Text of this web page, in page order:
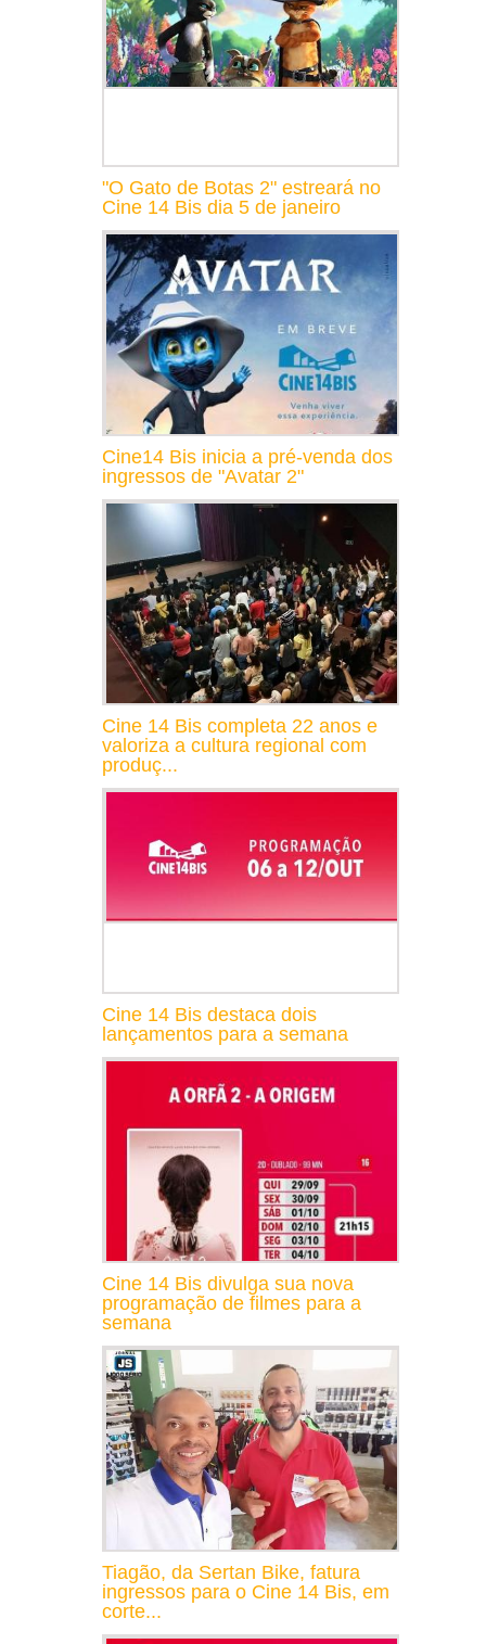
"O Gato de Botas 2" estreará no
Cine 14 Bis dia 5 de janeiro
Cine14 Bis inicia a pré-venda dos
ingressos de "Avatar 2"
Cine 14 Bis completa 22 anos e
valoriza a cultura regional com
produç...
Cine 14 Bis destaca dois
lançamentos para a semana
Cine 14 Bis divulga sua nova
programação de filmes para a
semana
Tiagão, da Sertan Bike, fatura
ingressos para o Cine 14 Bis, em
corte...